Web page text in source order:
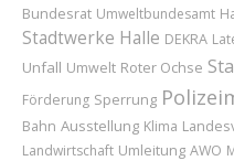
Bundesrat Umweltbundesamt
Stadtwerke Halle DEKRA
Unfall Umwelt Roter Ochse
Förderung Sperrung
Bahn Ausstellung Klima
Landwirtschaft Umleitung AWO